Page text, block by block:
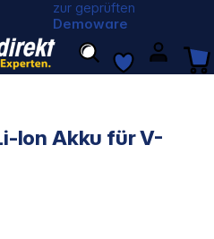
zur geprüften
Demoware
Ion Akku für V-